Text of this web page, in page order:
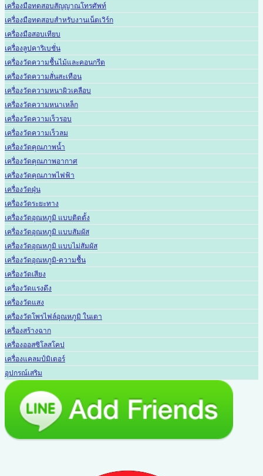
เครื่องมือทดสอบสัญญาณโทรศัพท์
เครื่องมือทดสอบสำหรับงานเน็ตเวิร์ก
เครื่องมือสอบเทียบ
เครื่องลูปคาริเบชั่น
เครื่องวัดความชื้นไม้และคอนกรีต
เครื่องวัดความสั่นสะเทือน
เครื่องวัดความหนาผิวเคลือบ
เครื่องวัดความหนาเหล็ก
เครื่องวัดความเร็วรอบ
เครื่องวัดความเร็วลม
เครื่องวัดคุณภาพน้ำ
เครื่องวัดคุณภาพอากาศ
เครื่องวัดคุณภาพไฟฟ้า
เครื่องวัดฝุ่น
เครื่องวัดระยะทาง
เครื่องวัดอุณหภูมิ แบบติดตั้ง
เครื่องวัดอุณหภูมิ แบบสัมผัส
เครื่องวัดอุณหภูมิ แบบไม่สัมผัส
เครื่องวัดอุณหภูมิ-ความชื้น
เครื่องวัดเสียง
เครื่องวัดแรงดึง
เครื่องวัดแสง
เครื่องวัดโพรไฟล์อุณหภูมิ ในเตา
เครื่องสร้างฉาก
เครื่องออสซิโลสโคป
เครื่องแคลมป์มิเตอร์
อุปกรณ์เสริม